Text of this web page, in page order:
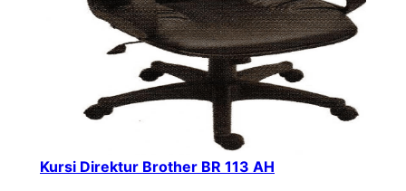
Kursi Direktur Brother BR 113 AH